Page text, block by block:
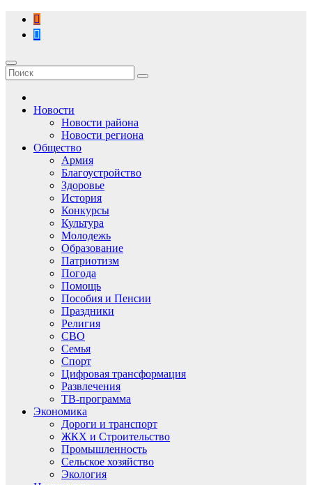
Перейти
содержимому
Новости
Новости района
Новости региона
Общество
Армия
Благоустройство
Здоровье
История
Конкурсы
Культура
Молодежь
Образование
Патриотизм
Погода
Помощь
Пособия и Пенсии
Праздники
Религия
СВО
Семья
Спорт
Цифровая трансформация
Развлечения
ТВ-программа
Экономика
Дороги и транспорт
ЖКХ и Строительство
Промышленность
Сельское хозяйство
Экология